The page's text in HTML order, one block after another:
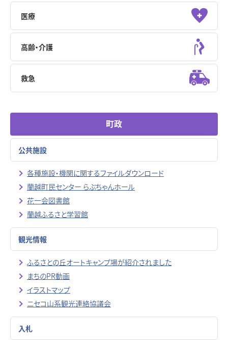
医療
高齢・介護
救急
町政
公共施設
各種施設・機関に関するファイルダウンロード
蘭越町民センター らぶちゃんホール
花一会図書館
蘭越ふるさと学習館
観光情報
ふるさとの丘オートキャンプ場が紹介されました
まちのPR動画
イラストマップ
ニセコ山系観光連絡協議会
入札